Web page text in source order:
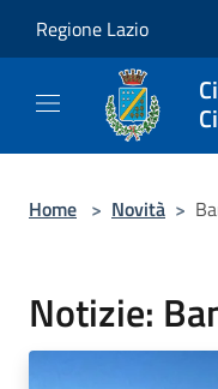
Regione Lazio
Home > Novità >
Notizie: